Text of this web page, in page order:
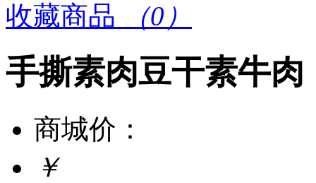
收藏商品
（0）
手撕素肉豆干素牛肉
商城价：
￥